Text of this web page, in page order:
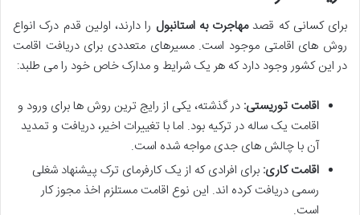
برای کسانی که قصدمهاجرت به استانبول را دارند، اولین قدم درک انواع
روش های اقامتی موجود است. مسیرهای متعددی برای دریافت اقامت
در این کشور وجود دارد که هر یک شرایط و مدارک خاص خود را می طلبد:
اقامت توریستی: در گذشته، یکی از رایج ترین روش ها برای ورود و
اقامت یک ساله در ترکیه بود. اما با تغییرات اخیر، دریافت و تمدید
آن با چالش های جدی مواجه شده است.
اقامت کاری: برای افرادی که از یک کارفرمای ترک پیشنهاد شغلی
رسمی دریافت کرده اند. این نوع اقامت مستلزم اخذ مجوز کار
است.